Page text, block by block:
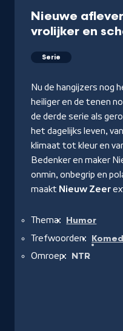
Nieuwe
vrolijker en
Serie
Nu de hangijzers nog
heiliger en de tenen
de derde serie als
het dagelijks leven,
klimaat tot kleur en
Bedenker en maker
onmin, onbegrip en
maakt Nieuw Zeer
Thema: Humor
Trefwoorden:
Omroep: NTR